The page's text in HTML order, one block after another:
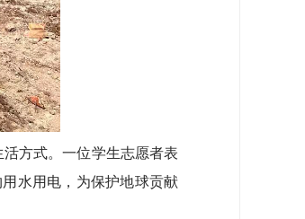
方式。一位学生志愿者表
水用电，为保护地球贡献